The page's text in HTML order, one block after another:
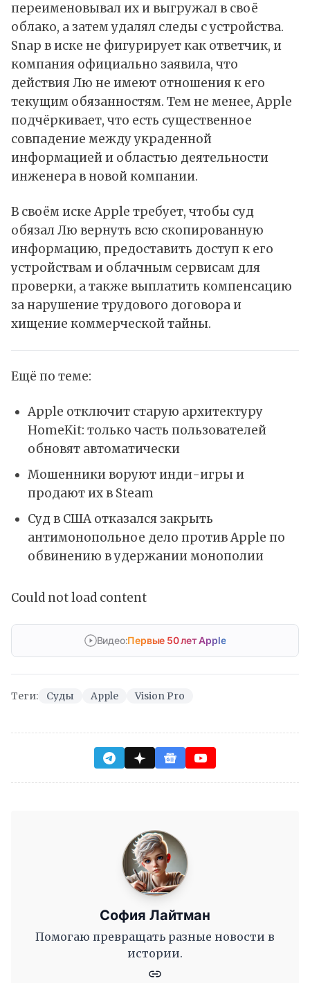
переименовывал их и выгружал в своё
облако, а затем удалял следы с устройства.
Snap в иске не фигурирует как ответчик, и
компания официально заявила, что
действия Лю не имеют отношения к его
текущим обязанностям. Тем не менее, Apple
подчёркивает, что есть существенное
совпадение между украденной
информацией и областью деятельности
инженера в новой компании.
В своём иске Apple требует, чтобы суд
обязал Лю вернуть всю скопированную
информацию, предоставить доступ к его
устройствам и облачным сервисам для
проверки, а также выплатить компенсацию
за нарушение трудового договора и
хищение коммерческой тайны.
Ещё по теме:
Apple отключит старую архитектуру
HomeKit: только часть пользователей
обновят автоматически
Мошенники воруют инди-игры и
продают их в Steam
Суд в США отказался закрыть
антимонопольное дело против Apple по
обвинению в удержании монополии
Could not load content
Видео:Первые 50 лет Apple
Теги: Суды Apple Vision Pro
София Лайтман
Помогаю превращать разные новости в
истории.